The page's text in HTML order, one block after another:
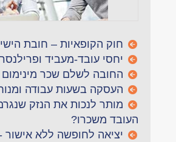
חוק הקופאיות – חובת
יחסי עובד-מעביד ופרילנסר
החובה לשלם שכר מינימום
העסקה בשעות עבודה
מותר לנכות את הנזק
העובד משכרו?
יציאה לחופשה ללא אישור